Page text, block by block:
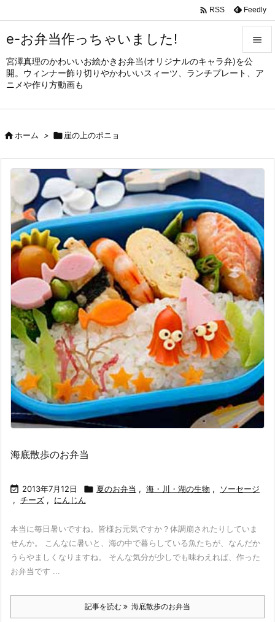
e-お弁当作っちゃいました!
宮澤真理のかわいいお絵かきお弁当(オリジナルのキャラ弁)を公
開。ウィンナー飾り切りやかわいいスィーツ、ランチプレート、ア
ニメや作り方動画も


メニュ
サイド


 RSS Feedly
ホーム > 崖の上のポニョ
海底散歩のお弁当
 2013年7月12日  夏のお弁当 , 海・川・湖の生物 ,
ソーセージ
, チーズ , にんじん
本当に毎日暑いですね。皆様お元気ですか？体調崩されたりしていま
せんか。 こんなに暑いと、海の中で暮らしている魚たちが、なんだか
うらやましくなりますね。 そんな気分が少しでも味わえれば、作った
お弁当です ...
記事を読む 海底散歩のお弁当